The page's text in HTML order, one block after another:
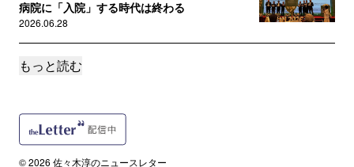
病院に「入院」する時代は終わる
2026.06.28
誰でも
2026.06.16
もっと読む
© 2026 佐々木淳のニュースレター